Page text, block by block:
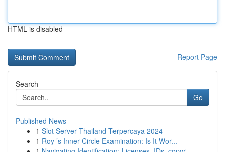
HTML is disabled
Report Page
Search
Go
Published News
1 Slot Server Thailand Terpercaya 2024
1 Roy ’s Inner Circle Examination: Is It Wor...